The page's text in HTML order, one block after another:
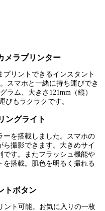
メラプリンター
リントできるインスタント
スマホと一緒に持ち運びでき
ラム、大きさ121mm（縦）
びもラクラクです。
ングライト
ーを搭載しました。スマホの
撮影できます。大きめサイ
です。またフラッシュ機能や
を搭載。肌色を明るく撮れる
トボタン
ント可能。お気に入りの一枚